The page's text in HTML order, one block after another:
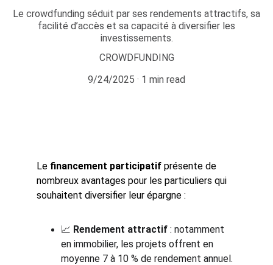
Le crowdfunding séduit par ses rendements attractifs, sa
facilité d’accès et sa capacité à diversifier les
investissements.
CROWDFUNDING
9/24/2025
1 min read
Le financement participatif présente de
nombreux avantages pour les particuliers qui
souhaitent diversifier leur épargne :
📈 Rendement attractif : notamment
en immobilier, les projets offrent en
moyenne 7 à 10 % de rendement annuel.